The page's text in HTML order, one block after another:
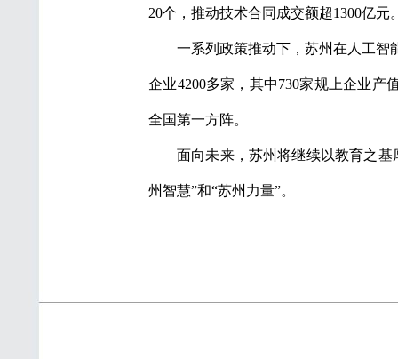
20个，推动技术合同成交额超1300亿元
一系列政策推动下，苏州在人工智
企业4200多家，其中730家规上企业产
全国第一方阵。
面向未来，苏州将继续以教育之
州智慧”和“苏州力量”。